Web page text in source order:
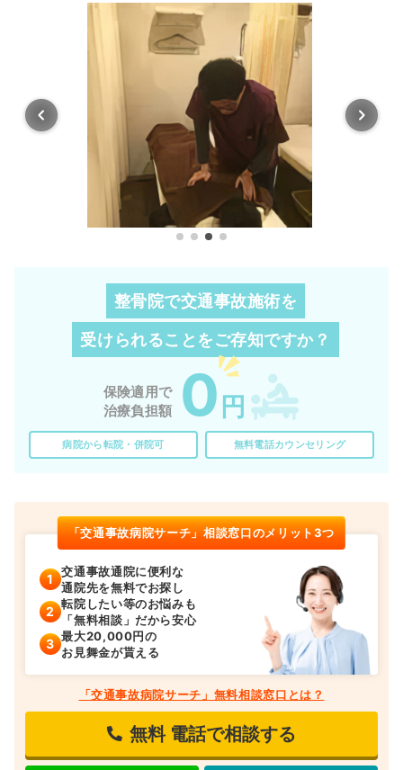
整骨院で交通事故施術を
受けられることをご存知ですか？
保険適用で
治療負担額
0 円
病院から転院・併院可 無料電話カウンセリング
「交通事故病院サーチ」相談窓口のメリット3つ
交通事故通院に便利な
通院先を無料でお探し
転院したい等のお悩みも
「無料相談」だから安心
最大20,000円の
お見舞金が貰える
「交通事故病院サーチ」無料相談窓口とは？
無料 電話で相談する